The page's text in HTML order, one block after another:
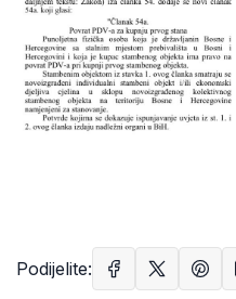
Podijelite: